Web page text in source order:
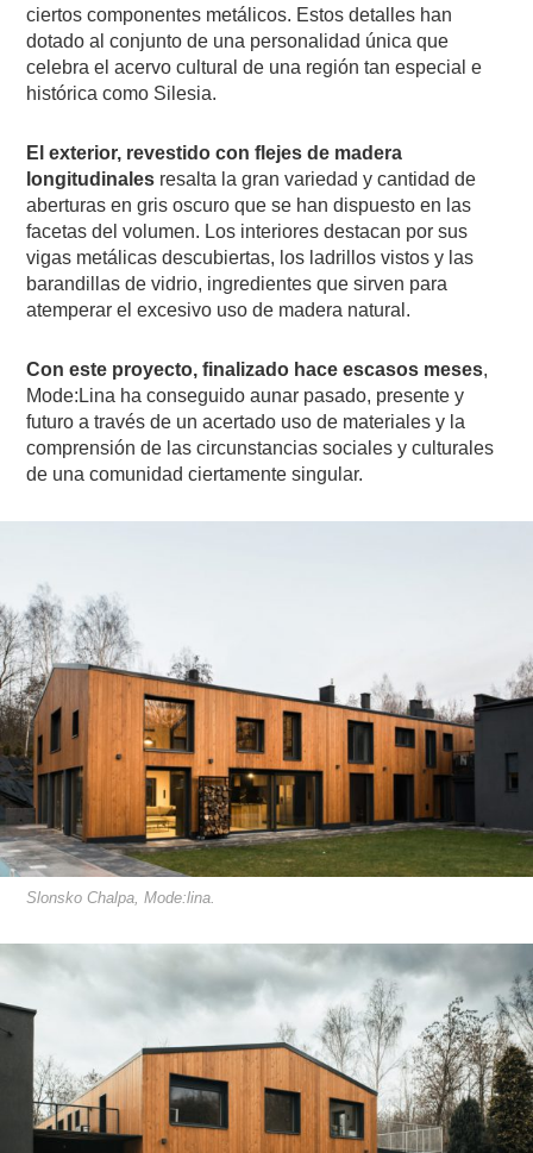
ciertos componentes metálicos. Estos detalles han
dotado al conjunto de una personalidad única que
celebra el acervo cultural de una región tan especial e
histórica como Silesia.
El exterior, revestido con flejes de madera
longitudinales resalta la gran variedad y cantidad de
aberturas en gris oscuro que se han dispuesto en las
facetas del volumen. Los interiores destacan por sus
vigas metálicas descubiertas, los ladrillos vistos y las
barandillas de vidrio, ingredientes que sirven para
atemperar el excesivo uso de madera natural.
Con este proyecto, finalizado hace escasos meses,
Mode:Lina ha conseguido aunar pasado, presente y
futuro a través de un acertado uso de materiales y la
comprensión de las circunstancias sociales y culturales
de una comunidad ciertamente singular.
Slonsko Chalpa, Mode:lina.